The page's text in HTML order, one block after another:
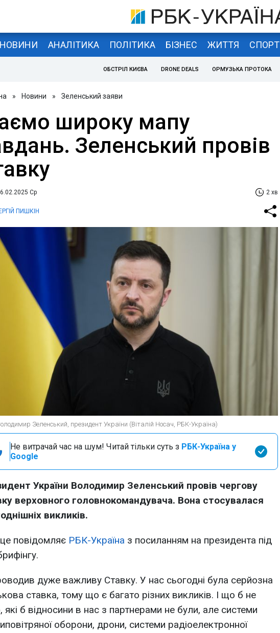
НОВИНИ АНАЛІТИКА ПОЛІТИКА БІЗНЕС ЖИТТЯ СПОРТ
ОБСТРІЛ КИЄВА DRONE DEALS ОРМУЗЬКА ПРОТОКА
» Новини » Зеленський заяви
широку мапу
Зеленський провів
Ср 2 хв
ПИШКІН
Зеленський, президент України (Віталій Носач, РБК-Україна)
Не витрачай час на шум! Читай тільки суть з РБК-Україна у
Google
України Володимир Зеленський провів чергову
верховного головнокомандувача. Вона стосувалася
викликів.
повідомляє РБК-Україна з посиланням на президента під
дуже важливу Ставку. У нас сьогодні була серйозна
ставка, тому що є багато різних викликів. І що б не
які б відносини в нас з партнерами не були, але системи
оборони, дрони, системи радіоелектронної